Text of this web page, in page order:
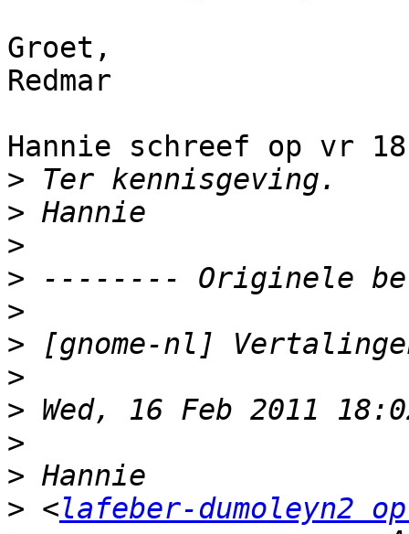
Groet,
Redmar
Hannie schreef op vr
>
>
>
>
>
>
>
>
>
>
> <lafeber-dumoleyn2